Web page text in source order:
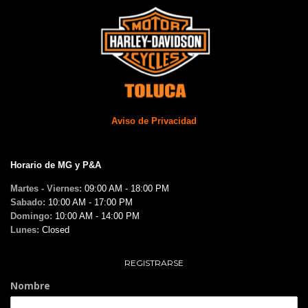
Aviso de Privacidad
Horario de MG y P&A
Martes - Viernes: 09:00 AM - 18:00 PM
Sabado: 10:00 AM - 17:00 PM
Domingo: 10:00 AM - 14:00 PM
Lunes: Closed
REGISTRARSE
Nombre